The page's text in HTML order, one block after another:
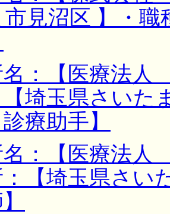
見沼区 】・
：【医療法人
埼玉県さいた
療助手】
名：【医療法
：【埼玉県さい